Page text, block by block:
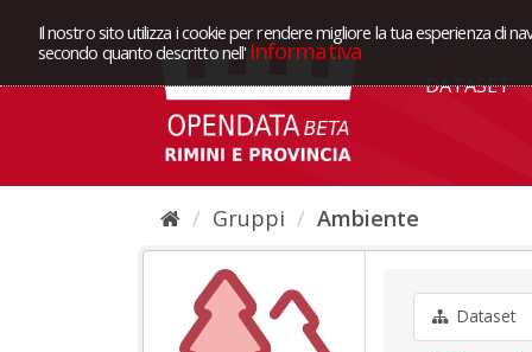
Il nostro sito utilizza i cookie per rendere migliore la tua esperienza di
secondo quanto descritto nell' Informativa
DATASET
Gruppi Ambiente
Dataset